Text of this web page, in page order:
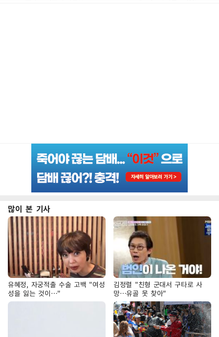
많이 본 기사
유혜정, 자궁적출 수술 고백 "여성
성을 잃는 것이…"
김정렬 "친형 군대서 구타로 사
망…유골 못 찾아"